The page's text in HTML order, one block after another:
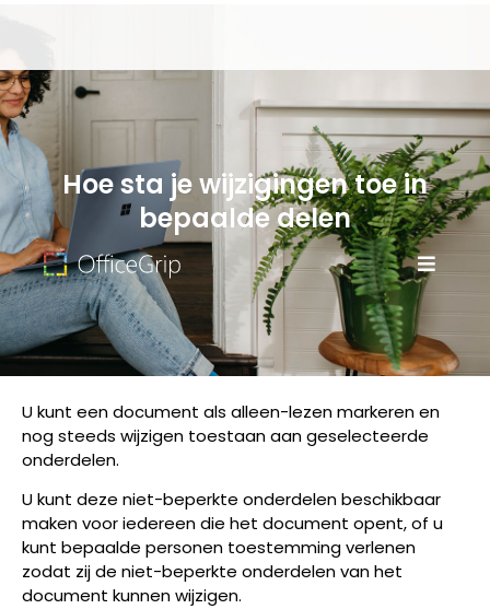
Hoe sta je wijzigingen toe in
bepaalde delen
U kunt een document als alleen-lezen markeren en
nog steeds wijzigen toestaan aan geselecteerde
onderdelen.
U kunt deze niet-beperkte onderdelen beschikbaar
maken voor iedereen die het document opent, of u
kunt bepaalde personen toestemming verlenen
zodat zij de niet-beperkte onderdelen van het
document kunnen wijzigen.